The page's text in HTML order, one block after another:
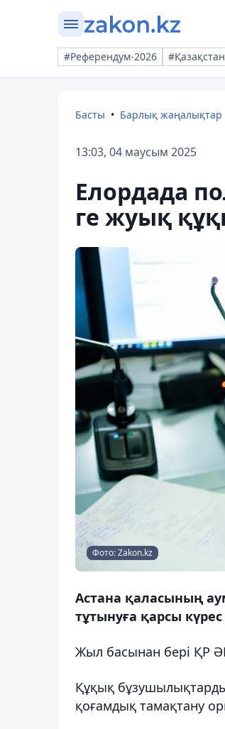
#Референдум-2026
Басты Барлық жаңалықтар
13:03, 04 маусым 2025
Елордада
ге жуық
Фото: Zakon.kz
Астана қаласының
тұтынуға қарсы
Жыл басынан бері ҚР
Құқық
қоғамдық тамақтану